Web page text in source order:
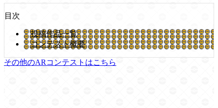
目次
投稿作品一覧
コンテスト概要
その他のARコンテストはこちら